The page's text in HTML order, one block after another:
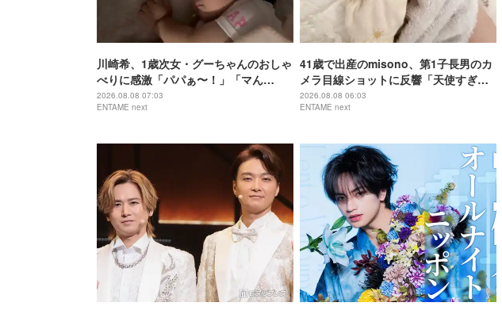
川崎希、1歳次女・グーちゃんのおしゃ
べりに感激「パパぁ〜！」「マん
マ！」
2026.08.08 07:03
ENTAME next
41歳で出産のmisono、第1子長男のカ
メラ目線ショットに反響「天使すぎ
る」
2026.08.08 06:03
ENTAME next